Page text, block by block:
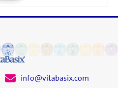
info@vitabasix.com